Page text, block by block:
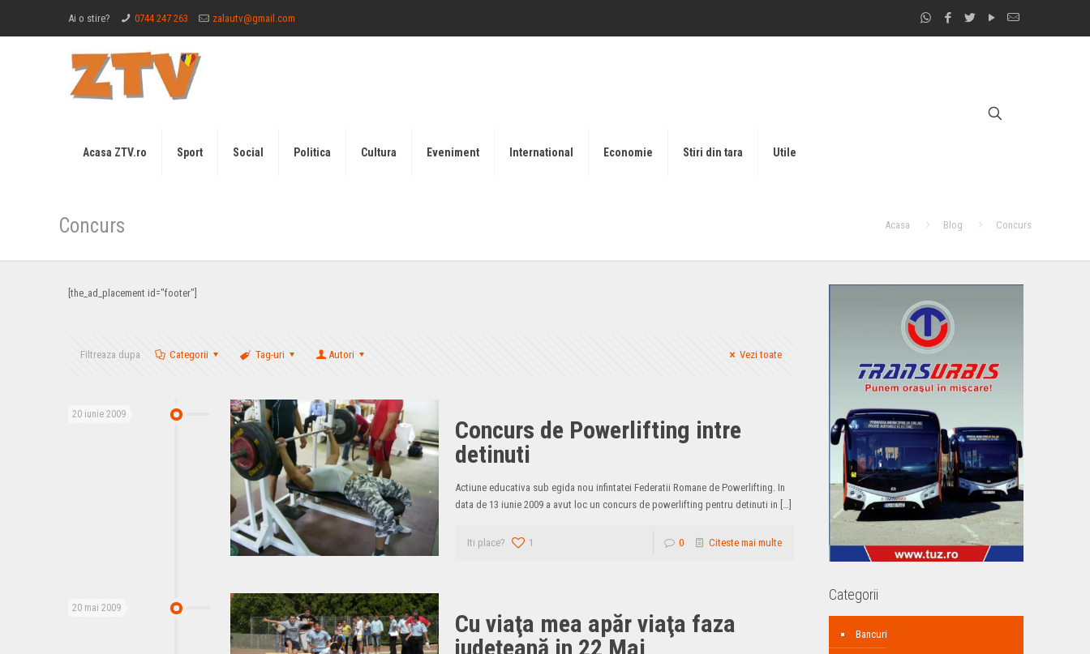
Ai o stire? 0744 247 263 zalautv@gmail.com
Acasa ZTV.ro Sport Social Politica Cultura Eveniment International Economie Stiri din tara Utile
Concurs Acasa Blog Concurs
[the_ad_placement id="footer"]
Filtreaza dupa Categorii Tag-uri Autori Vezi toate
20 iunie 2009
Concurs de Powerlifting intre
detinuti
Actiune educativa sub egida nou infintatei Federatii Romane de Powerlifting. In
data de 13 iunie 2009 a avut loc un concurs de powerlifting pentru detinuti in […]
Iti place? 1 0 Citeste mai multe
20 mai 2009
Cu viaţa mea apăr viaţa faza
judeţeană in 22 Mai
Categorii
Bancuri